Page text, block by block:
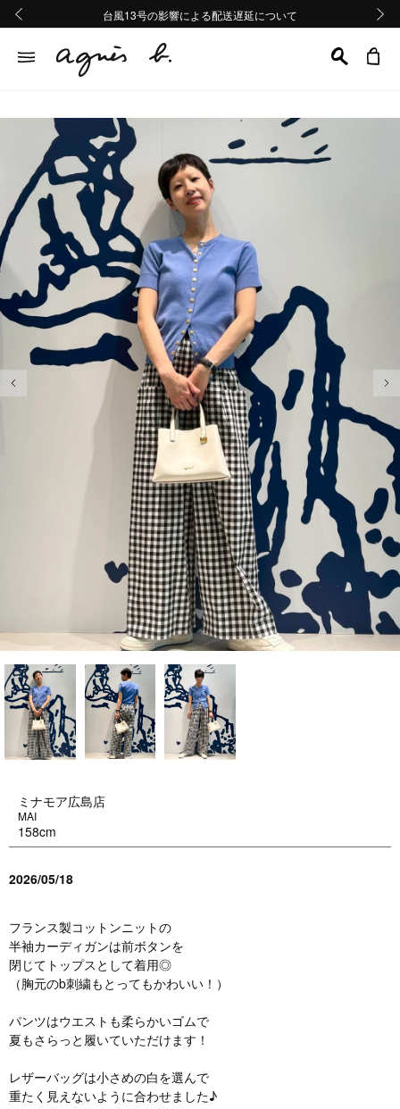
熊本地域地震の影響による配送遅延について
Summer Sale 2buy10%OFF!!
台風13号の影響による配送遅延について
熊本地域地震の影響による配送遅延について
Summer Sale 2buy10%OFF!!
前の画像
ミナモア広島店
MAI
158cm
2026/05/18
フランス製コットンニットの
半袖カーディガンは前ボタンを
閉じてトップスとして着用◎
（胸元のb刺繍もとってもかわいい！）
パンツはウエストも柔らかいゴムで
夏もさらっと履いていただけます！
レザーバッグは小さめの白を選んで
重たく見えないように合わせました♪